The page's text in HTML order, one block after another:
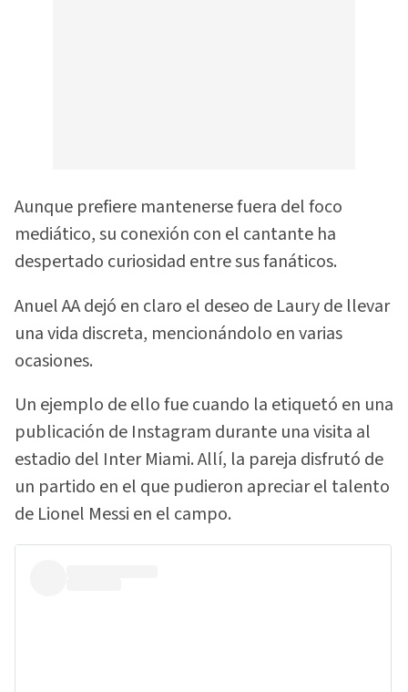
Aunque prefiere mantenerse fuera del foco
mediático, su conexión con el cantante ha
despertado curiosidad entre sus fanáticos.
Anuel AA dejó en claro el deseo de Laury de llevar
una vida discreta, mencionándolo en varias
ocasiones.
Un ejemplo de ello fue cuando la etiquetó en una
publicación de Instagram durante una visita al
estadio del Inter Miami. Allí, la pareja disfrutó de
un partido en el que pudieron apreciar el talento
de Lionel Messi en el campo.